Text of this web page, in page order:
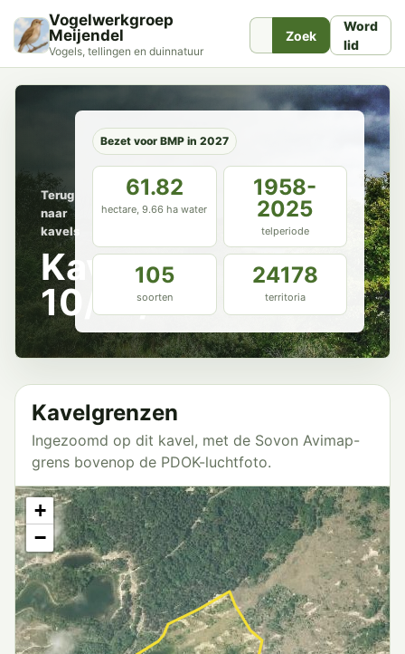
Vogelwerkgroep
Meijendel
Vogels, tellingen en duinnatuur
Zoek
Word
lid
Terug
naar
kavels
Kavel
10/12/76
Bezet voor BMP in 2027
61.82
hectare, 9.66 ha water
1958-
2025
telperiode
105
soorten
24178
territoria
Kavelgrenzen
Ingezoomd op dit kavel, met de Sovon Avimap-
grens bovenop de PDOK-luchtfoto.
+
−